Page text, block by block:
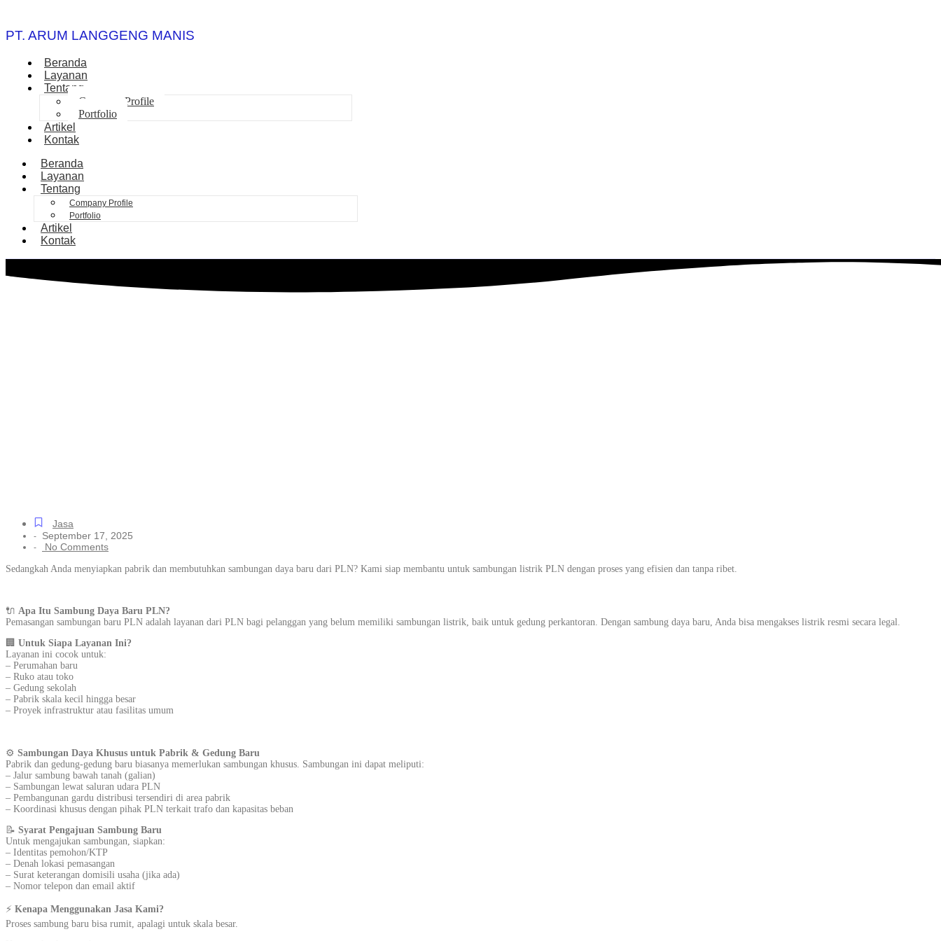
PT. ARUM LANGGENG MANIS
Beranda
Layanan
Tentang
Company Profile
Portfolio
Artikel
Kontak
Beranda
Layanan
Tentang
Company Profile
Portfolio
Artikel
Kontak
Jasa
- September 17, 2025
- No Comments
Sedangkah Anda menyiapkan pabrik dan membutuhkan sambungan daya baru dari PLN? Kami siap membantu untuk sambungan listrik PLN dengan proses yang efisien dan tanpa ribet.
🔌 Apa Itu Sambung Daya Baru PLN?
Pemasangan sambungan baru PLN adalah layanan dari PLN bagi pelanggan yang belum memiliki sambungan listrik, baik untuk gedung perkantoran. Dengan sambung daya baru, Anda bisa mengakses listrik resmi secara legal.
🏢 Untuk Siapa Layanan Ini?
Layanan ini cocok untuk:
– Perumahan baru
– Ruko atau toko
– Gedung sekolah
– Pabrik skala kecil hingga besar
– Proyek infrastruktur atau fasilitas umum
⚙️ Sambungan Daya Khusus untuk Pabrik & Gedung Baru
Pabrik dan gedung-gedung baru biasanya memerlukan sambungan khusus. Sambungan ini dapat meliputi:
– Jalur sambung bawah tanah (galian)
– Sambungan lewat saluran udara PLN
– Pembangunan gardu distribusi tersendiri di area pabrik
– Koordinasi khusus dengan pihak PLN terkait trafo dan kapasitas beban
📝 Syarat Pengajuan Sambung Baru
Untuk mengajukan sambungan, siapkan:
– Identitas pemohon/KTP
– Denah lokasi pemasangan
– Surat keterangan domisili usaha (jika ada)
– Nomor telepon dan email aktif
⚡ Kenapa Menggunakan Jasa Kami?
Proses sambung baru bisa rumit, apalagi untuk skala besar.